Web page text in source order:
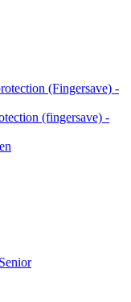
(Fingersave) -
(fingersave) -